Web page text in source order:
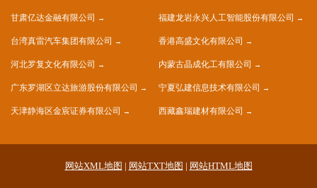
甘肃亿达金融有限公司 福建龙岩永兴人工智能股份有限公司
台湾真雷汽车集团有限公司 香港高盛文化有限公司
河北罗复文化有限公司 内蒙古晶成化工有限公司
广东罗湖区立达旅游股份有限公司 宁夏弘建信息技术有限公司
天津静海区金宸证券有限公司 西藏鑫瑞建材有限公司
网站XML地图 | 网站TXT地图 | 网站HTML地图